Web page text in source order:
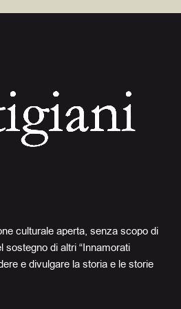
culturale aperta, senza scopo di
sostegno di altri “Innamorati
e divulgare la storia e le storie